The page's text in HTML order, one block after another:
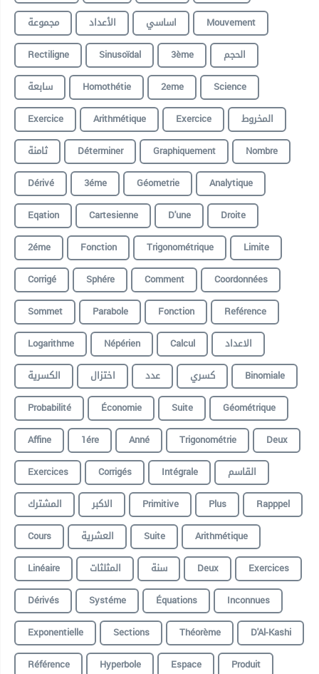
مجموعة الأعداد اساسي
Mouvement
Rectiligne
Sinusoïdal 3ème
الحجم
سابعة
Homothétie 2eme
Science
Exercice
Arithmétique Exercice
المخروط
ثامنة
Déterminer Graphiquement
Nombre
Dérivé
3éme Géometrie
Analytique
Eqation
Cartesienne D'une
Droite
2éme
Fonction Trigonométrique
Limite
Corrigé
Sphére Comment
Coordonnées
Sommet
Parabole Fonction
Reférence
Logarithme
Népérien Calcul
الاعداد
الكسرية
اختزال عدد كسري
Binomiale
Probabilité
Économie Suite
Géométrique
Affine
1ére Anné Trigonométrie
Deux
Exercices
Corrigés Intégrale
القاسم
المشترك
الاكبر Primitive Plus
Rapppel
Cours
العشرية Suite
Arithmétique
Linéaire
المثلثات سنة Deux
Exercices
Dérivés
Systéme Équations
Inconnues
Exponentielle
Sections Théorème
D'Al-Kashi
Référence
Hyperbole Espace
Produit